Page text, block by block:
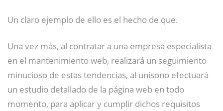
Un claro ejemplo de ello es el hecho de que.
Una vez más, al contratar a una empresa especialista
en el mantenimiento web, realizará un seguimiento
minucioso de estas tendencias, al unísono efectuará
un estudio detallado de la página web en todo
momento, para aplicar y cumplir dichos requisitos